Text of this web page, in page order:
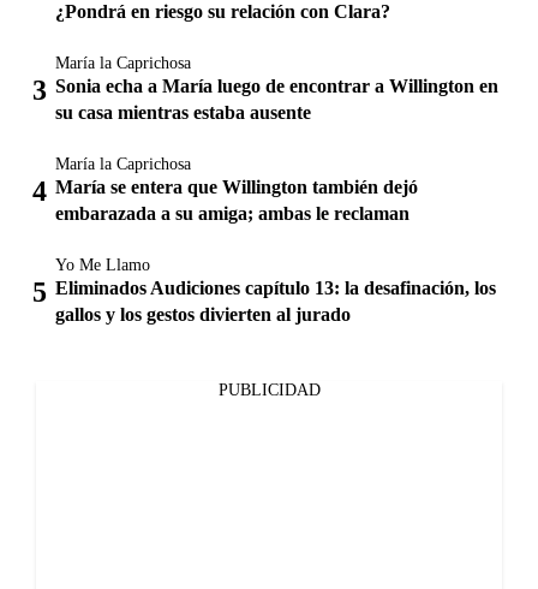
¿Pondrá en riesgo su relación con Clara?
María la Caprichosa
Sonia echa a María luego de encontrar a Willington en
su casa mientras estaba ausente
María la Caprichosa
María se entera que Willington también dejó
embarazada a su amiga; ambas le reclaman
Yo Me Llamo
Eliminados Audiciones capítulo 13: la desafinación, los
gallos y los gestos divierten al jurado
PUBLICIDAD